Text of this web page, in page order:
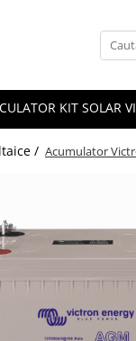
KIT SOLAR
/ Acumulator